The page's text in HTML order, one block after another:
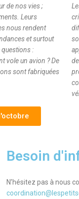
de nos vies ;
Leurs
nous rendent
et surtout
:
vole un avion ? De
sont fabriquées
Besoin
N’hésitez pas à nous